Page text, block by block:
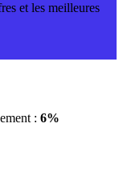
et les meilleures
: 6%